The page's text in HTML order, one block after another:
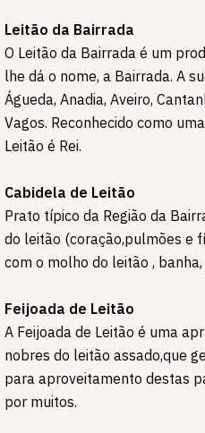
Leitão da Bairrada
O Leitão da Bairrada é um
lhe dá o nome, a Bairrada. A
Águeda, Anadia, Aveiro,
Vagos. Reconhecido como
Leitão é Rei.
Cabidela de Leitão
Prato típico da Região da
do leitão (coração,pulmões e
com o molho do leitão ,
Feijoada de Leitão
A Feijoada de Leitão é uma
nobres do leitão assado,que
para aproveitamento destas
por muitos.